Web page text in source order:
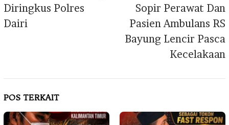
Diringkus Polres
Dairi
Sopir Perawat Dan
Pasien Ambulans RS
Bayung Lencir Pasca
Kecelakaan
POS TERKAIT